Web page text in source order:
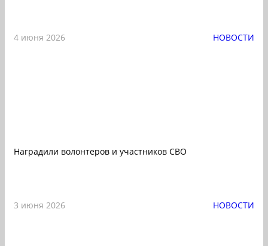
4 июня 2026 НОВОСТИ
Наградили волонтеров и участников СВО
3 июня 2026 НОВОСТИ